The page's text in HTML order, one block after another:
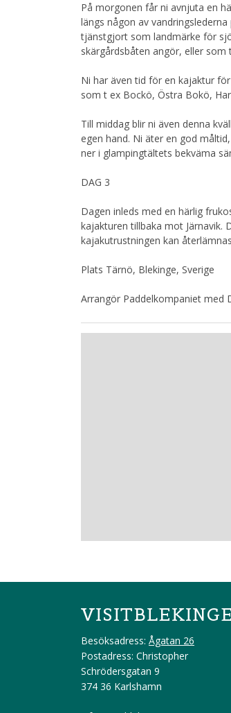
På morgonen får ni avnjuta en
längs någon av
tjänstgjort som landmärke för
skärgårdsbåten angör, eller som
Ni har även tid för en kajaktur
som t ex Bockö, Östra Bokö,
Till middag blir ni även denna
egen hand. Ni äter en god
ner i glampingtältets bekväma
DAG 3
Dagen inleds med en härlig
kajakturen tillbaka mot Järnavik.
kajakutrustningen kan
Plats Tärnö, Blekinge, Sverige
Arrangör Paddelkompaniet med
VISITBLEKINGE
Besöksadress: Ågatan 26
Postadress: Christopher
Schrödersgatan 9
374 36 Karlshamn